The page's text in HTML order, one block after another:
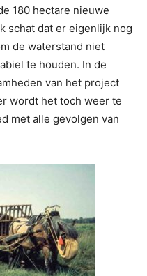
180 hectare nieuwe
schat dat er eigenlijk nog
de waterstand niet
te houden. In de
van het project
wordt het toch weer te
met alle gevolgen van